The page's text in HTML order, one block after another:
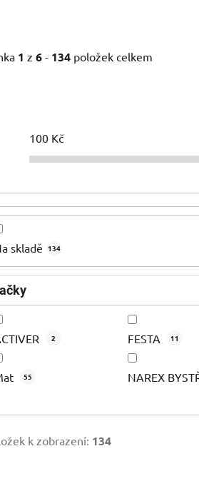
1 z 6 - 134 položek celkem
100 Kč
skladě 134
2 FESTA 11
55 NAREX
k zobrazení: 134